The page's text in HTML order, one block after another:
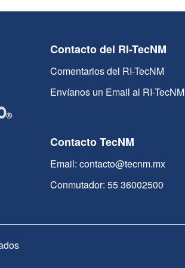
Contacto del RI-TecNM
Comentarios del RI-TecNM
Envíanos un Email al RI-TecNM
Contacto TecNM
Email: contacto@tecnm.mx
Conmutador: 55 36002500